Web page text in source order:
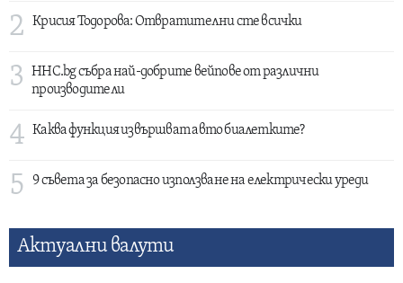
2 Крисия Тодорова: Отвратителни сте всички
3
HHC.bg събра най-добрите вейпове от различни
производители
4 Каква функция извършват авто биалетките?
5 9 съвета за безопасно използване на електрически уреди
Актуални валути